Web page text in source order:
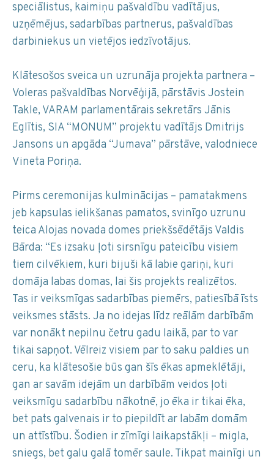
speciālistus, kaimiņu pašvaldību vadītājus,
uzņēmējus, sadarbības partnerus, pašvaldības
darbiniekus un vietējos iedzīvotājus.
Klātesošos sveica un uzrunāja projekta partnera –
Voleras pašvaldības Norvēģijā, pārstāvis Jostein
Takle, VARAM parlamentārais sekretārs Jānis
Eglītis, SIA “MONUM” projektu vadītājs Dmitrijs
Jansons un apgāda “Jumava” pārstāve, valodniece
Vineta Poriņa.
Pirms ceremonijas kulminācijas – pamatakmens
jeb kapsulas ielikšanas pamatos, svinīgo uzrunu
teica Alojas novada domes priekšsēdētājs Valdis
Bārda: “Es izsaku ļoti sirsnīgu pateicību visiem
tiem cilvēkiem, kuri bijuši kā labie gariņi, kuri
domāja labas domas, lai šis projekts realizētos.
Tas ir veiksmīgas sadarbības piemērs, patiesībā īsts
veiksmes stāsts. Ja no idejas līdz reālām darbībām
var nonākt nepilnu četru gadu laikā, par to var
tikai sapņot. Vēlreiz visiem par to saku paldies un
ceru, ka klātesošie būs gan šīs ēkas apmeklētāji,
gan ar savām idejām un darbībām veidos ļoti
veiksmīgu sadarbību nākotnē, jo ēka ir tikai ēka,
bet pats galvenais ir to piepildīt ar labām domām
un attīstību. Šodien ir zīmīgi laikapstākļi – migla,
sniegs, bet galu galā tomēr saule. Tikpat mainīgi un